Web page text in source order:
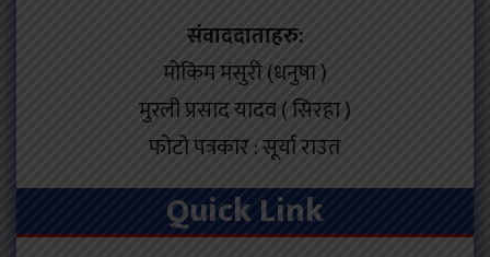
संवाददाताहरु:
मोकिम मंसुरी (धनुषा )
मुरली प्रसाद यादव ( सिरहा )
फोटो पत्रकार : सूर्या राउत
Quick Link